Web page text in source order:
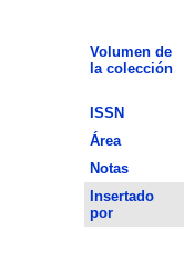
Volumen de
la colección
ISSN
Área
Notas
Insertado
por